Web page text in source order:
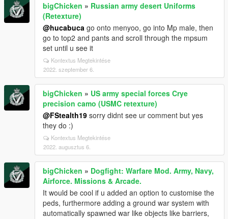
bigChicken » Russian army desert Uniforms
(Retexture)
@hucabuca go onto menyoo, go into Mp male, then
go to top2 and pants and scroll through the mpsum
set until u see it
Kontextus Megtekintése
2022. szeptember 6.
bigChicken » US army special forces Crye
precision camo (USMC retexture)
@FStealth19 sorry didnt see ur comment but yes
they do :)
Kontextus Megtekintése
2022. augusztus 6.
bigChicken » Dogfight: Warfare Mod. Army, Navy,
Airforce. Missions & Arcade.
It would be cool if u added an option to customise the
peds, furthermore adding a ground war system with
automatically spawned war like objects like barriers,